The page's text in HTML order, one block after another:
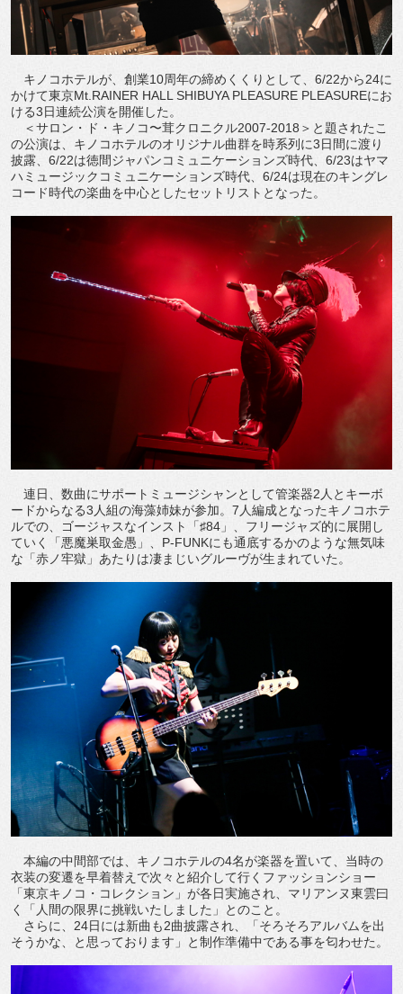
キノコホテルが、創業10周年の締めくくりとして、6/22から24に
かけて東京Mt.RAINER HALL SHIBUYA PLEASURE PLEASUREにお
ける3日連続公演を開催した。
＜サロン・ド・キノコ〜茸クロニクル2007-2018＞と題されたこ
の公演は、キノコホテルのオリジナル曲群を時系列に3日間に渡り
披露、6/22は徳間ジャパンコミュニケーションズ時代、6/23はヤマ
ハミュージックコミュニケーションズ時代、6/24は現在のキングレ
コード時代の楽曲を中心としたセットリストとなった。
連日、数曲にサポートミュージシャンとして管楽器2人とキーボ
ードからなる3人組の海藻姉妹が参加。7人編成となったキノコホテ
ルでの、ゴージャスなインスト「♯84」、フリージャズ的に展開し
ていく「悪魔巣取金愚」、P-FUNKにも通底するかのような無気味
な「赤ノ牢獄」あたりは凄まじいグルーヴが生まれていた。
本編の中間部では、キノコホテルの4名が楽器を置いて、当時の
衣装の変遷を早着替えで次々と紹介して行くファッションショー
「東京キノコ・コレクション」が各日実施され、マリアンヌ東雲曰
く「人間の限界に挑戦いたしました」とのこと。
さらに、24日には新曲も2曲披露され、「そろそろアルバムを出
そうかな、と思っております」と制作準備中である事を匂わせた。